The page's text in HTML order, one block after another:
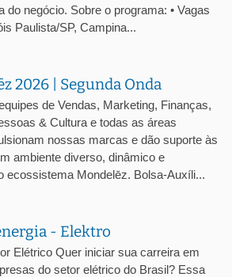
do negócio. Sobre o programa: • Vagas
Paulista/SP, Campina...
2026 | Segunda Onda
de Vendas, Marketing, Finanças,
& Cultura e todas as áreas
nossas marcas e dão suporte às
ambiente diverso, dinâmico e
ecossistema Mondelēz. Bolsa-Auxíli...
- Elektro
Elétrico Quer iniciar sua carreira em
do setor elétrico do Brasil? Essa